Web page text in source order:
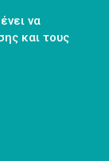
να
και τους